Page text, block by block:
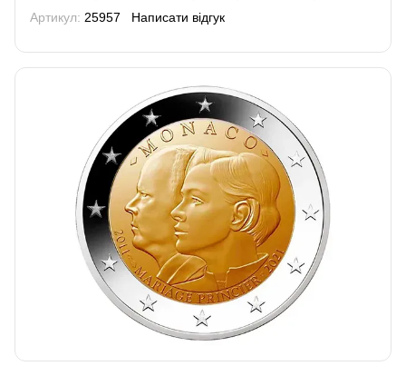
Артикул: 25957 Написати відгук